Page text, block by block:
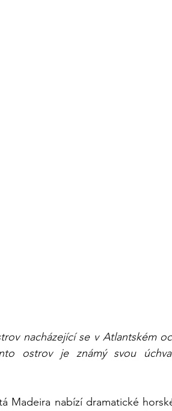
nacházející se v Atlantském
ostrov je známý svou
Madeira nabízí dramatické